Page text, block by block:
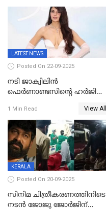
LATEST NEWS
Posted On 22-09-2025
നടി ജാക്വിലിന്‍
ഫെര്‍ണാണ്ടസിന്റെ ഹര്‍ജി
1 Min Read View All
KERALA
Posted On 20-09-2025
സിനിമ ചിത്രീകരണത്തിനിടെ
നടൻ ജോജു ജോർജിന്